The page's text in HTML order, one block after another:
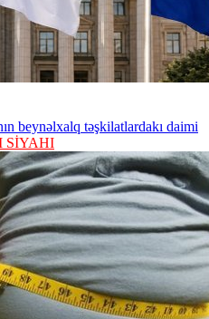
beynəlxalq təşkilatlardakı daimi
SİYAHI